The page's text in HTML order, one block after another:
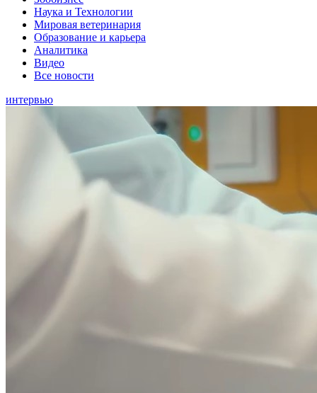
Наука и Технологии
Мировая ветеринария
Образование и карьера
Аналитика
Видео
Все новости
интервью